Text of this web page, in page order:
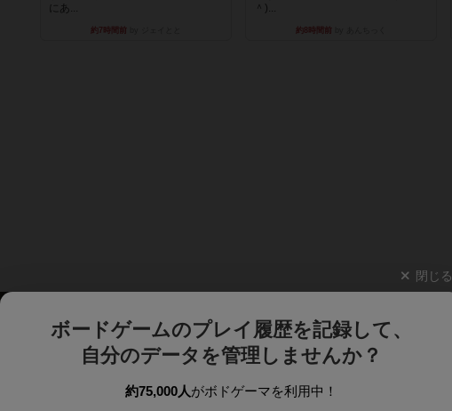
にあ...
約7時間前
＾)...
約8時間前
閉じる
ボードゲームのプレイ履歴を記録して、
自分のデータを管理しませんか？
約75,000人がボドゲーマを利用中！